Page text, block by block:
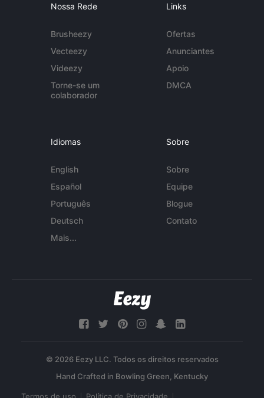
Nossa Rede
Brusheezy
Vecteezy
Videezy
Torne-se um
colaborador
Links
Ofertas
Anunciantes
Apoio
DMCA
Idiomas
English
Español
Português
Deutsch
Mais...
Sobre
Sobre
Equipe
Blogue
Contato
© 2026 Eezy LLC. Todos os direitos reservados